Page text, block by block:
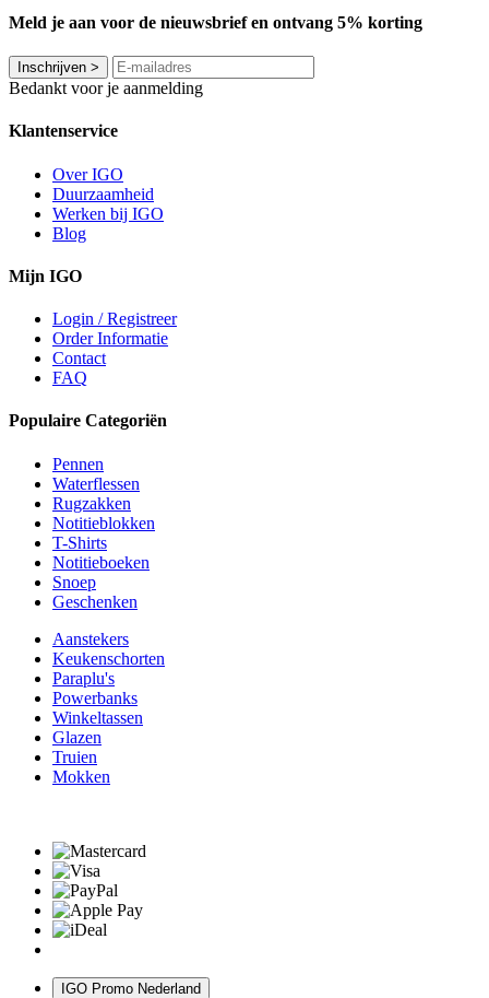
Meld je aan voor de nieuwsbrief en ontvang 5% korting
Inschrijven >
Bedankt voor je aanmelding
Klantenservice
Over IGO
Duurzaamheid
Werken bij IGO
Blog
Mijn IGO
Login / Registreer
Order Informatie
Contact
FAQ
Populaire Categoriën
Pennen
Waterflessen
Rugzakken
Notitieblokken
T-Shirts
Notitieboeken
Snoep
Geschenken
Aanstekers
Keukenschorten
Paraplu's
Powerbanks
Winkeltassen
Glazen
Truien
Mokken
IGO Promo Nederland